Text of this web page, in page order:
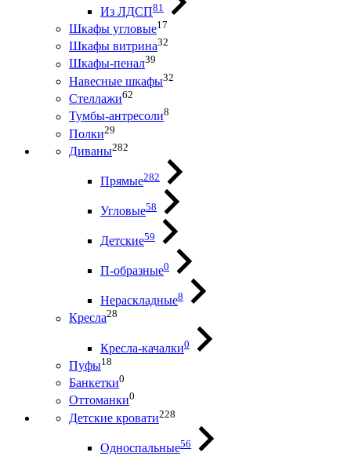
Из ЛДСП81
Шкафы угловые17
Шкафы витрина32
Шкафы-пенал39
Навесные шкафы32
Стеллажи62
Тумбы-антресоли8
Полки29
Диваны282
Прямые282
Угловые58
Детские59
П-образные0
Нераскладные8
Кресла28
Кресла-качалки0
Пуфы18
Банкетки0
Оттоманки0
Детские кровати228
Односпальные56